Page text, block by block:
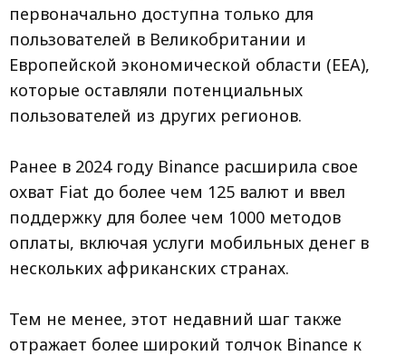
первоначально доступна только для
пользователей в Великобритании и
Европейской экономической области (EEA),
которые оставляли потенциальных
пользователей из других регионов. ​
Ранее в 2024 году Binance расширила свое
охват Fiat до более чем 125 валют и ввел
поддержку для более чем 1000 методов
оплаты, включая услуги мобильных денег в
нескольких африканских странах.
Тем не менее, этот недавний шаг также
отражает более широкий толчок Binance к